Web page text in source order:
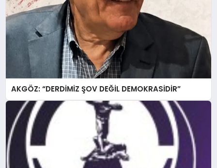
AKGÖZ: “DERDİMİZ ŞOV DEĞİL DEMOKRASİDİR”